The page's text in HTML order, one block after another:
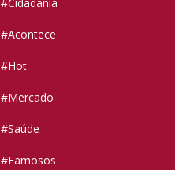
#Acontece
#Hot
#Mercado
#Saúde
#Famosos